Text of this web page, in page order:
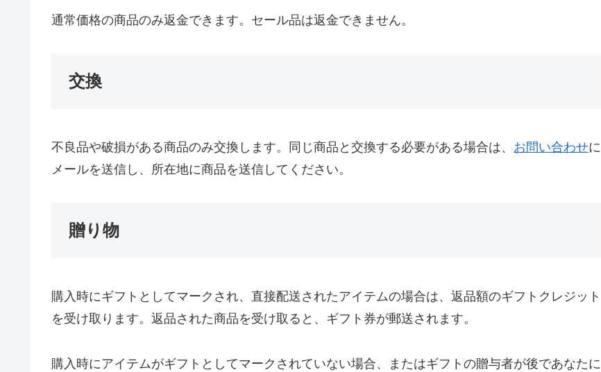
通常価格の商品のみ返金できます。セール品は返金できません。
交換
不良品や破損がある商品のみ交換します。同じ商品と交換する必要がある場合は、 お問い合わせに
メールを送信し、所在地に商品を送信してください。
贈り物
購入時にギフトとしてマークされ、直接配送されたアイテムの場合は、返品額のギフトクレジット
を受け取ります。返品された商品を受け取ると、ギフト券が郵送されます。
購入時にアイテムがギフトとしてマークされていない場合、またはギフトの贈与者が後であなたに